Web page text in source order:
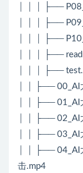
│ │ │ ├──
│ │ │ ├──
│ │ │ ├──
│ │ │ ├──
│ │ │ ├──
│ │ ├── 00_AI
│ │ ├── 01_AI
│ │ ├── 02_AI
│ │ ├── 03_AI
│ │ ├── 04_AI
击.mp4